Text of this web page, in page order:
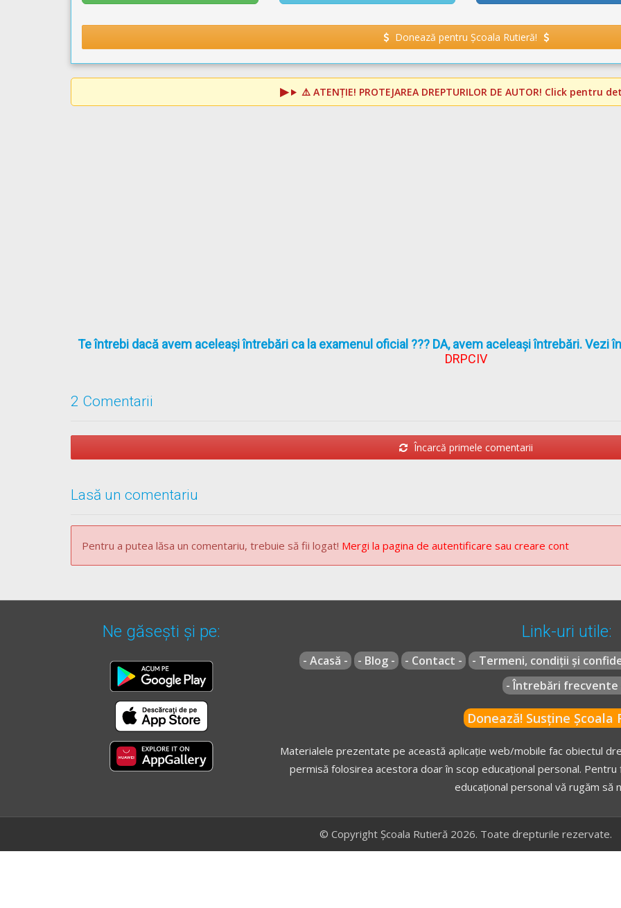
Donează pentru Școala Rutieră!
⚠️ ATENȚIE! PROTEJAREA DREPTURILOR DE AUTOR! Click pentru
Te întrebi dacă avem aceleași întrebări ca la examenul oficial ??? DA, avem aceleași întrebări. Vezi
DRPCIV
2 Comentarii
Încarcă primele comentarii
Lasă un comentariu
Pentru a putea lăsa un comentariu, trebuie să fii logat! Mergi la pagina de autentificare sau creare cont
Ne găsești și pe: Link-uri utile:
- Acasă - - Blog - - Contact - - Termeni, condiții și
- Întrebări frecvente
Donează! Susține Școala
Materialele prezentate pe această aplicație web/mobile fac obiectul
permisă folosirea acestora doar în scop educațional personal.
educațional personal vă rugăm să
© Copyright Școala Rutieră 2026. Toate drepturile rezervate.